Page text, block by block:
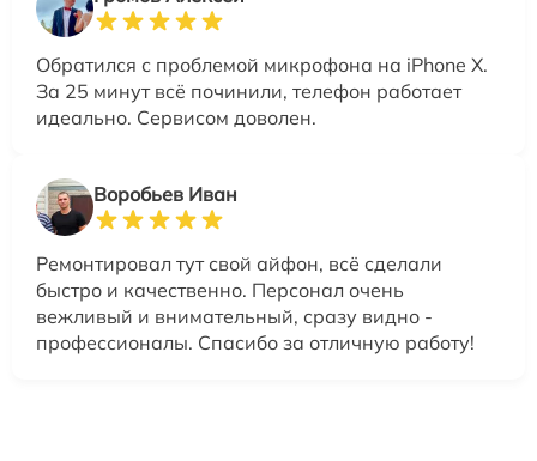
Обратился с проблемой микрофона на iPhone X.
За 25 минут всё починили, телефон работает
идеально. Сервисом доволен.
Воробьев Иван
Ремонтировал тут свой айфон, всё сделали
быстро и качественно. Персонал очень
вежливый и внимательный, сразу видно -
профессионалы. Спасибо за отличную работу!